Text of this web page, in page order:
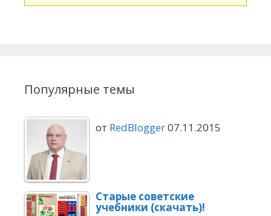
Популярные темы
от RedBlogger07.11.2015
Старые советские
учебники (скачать)!